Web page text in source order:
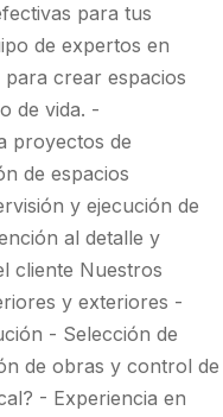
para tus
de expertos en
crear espacios
de vida. -
proyectos de
de espacios
y ejecución de
al detalle y
cliente Nuestros
y exteriores -
- Selección de
de obras y control de
- Experiencia en